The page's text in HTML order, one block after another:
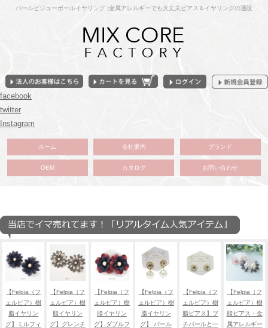
パールビジューボールイヤリング |金属アレルギーでも大丈夫ピアス＆イヤリングの通販
facebook
twitter
Instagram
ホーム 会社案内 ブランド
OEM カタログ お問い合わせ
【Felpia（フ
ェルピア）樹
脂イヤリン
グ】ミルフィ
【Felpia（フ
ェルピア）樹
脂イヤリン
グ】グレンチ
【Felpia（フ
ェルピア）樹
脂イヤリン
グ】ダブルフ
【Felpia（フ
ェルピア）樹
脂イヤリン
グ】 パール
【Felpia（フ
ェルピア）樹
脂ピアス】プ
チパールと一
【Felpia（フ
ェルピア）樹
脂ピアス・金
属アレルギー